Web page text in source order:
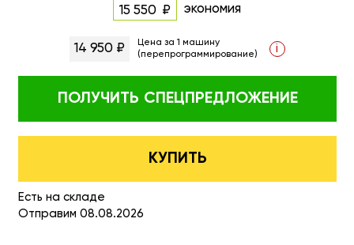
15 550 экономия
14 950 ₽
Цена за 1 машину
(перепрограммирование)
i
ПОЛУЧИТЬ СПЕЦПРЕДЛОЖЕНИЕ
КУПИТЬ
Есть на складе
Отправим 08.08.2026